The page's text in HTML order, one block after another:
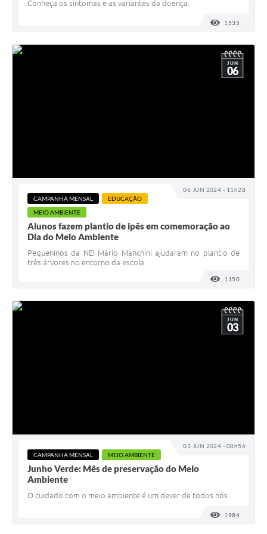
Conheça os sintomas e as variantes da doença.
1535
06 JUN 2024 - 11h28
JUN
06
CAMPANHA MENSAL
EDUCAÇÃO
MEIO AMBIENTE
Alunos fazem plantio de ipês em comemoração ao
Dia do Meio Ambiente
Pequeninos da NEI Mário Manchini ajudaram no plantio de
três árvores no entorno da escola.
1150
03 JUN 2024 - 08h56
JUN
03
CAMPANHA MENSAL MEIO AMBIENTE
Junho Verde: Mês de preservação do Meio
Ambiente
O cuidado com o meio ambiente é um dever de todos nós.
1984